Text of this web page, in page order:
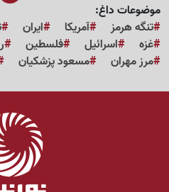
موضوعات داغ:
تنگه هرمز
آمریکا ایران
غزه
اسرائیل فلسطین
مرز مهران
مسعود پزشکیان